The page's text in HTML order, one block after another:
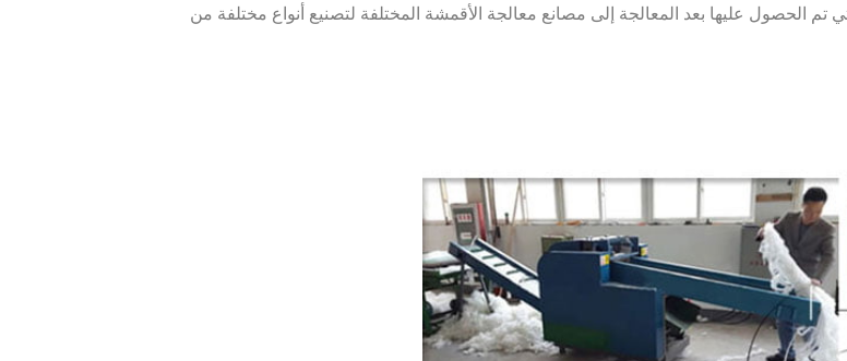
تم الحصول عليها بعد المعالجة إلى مصانع معالجة الأقمشة المختلفة لتصنيع أنواع مختلفة من